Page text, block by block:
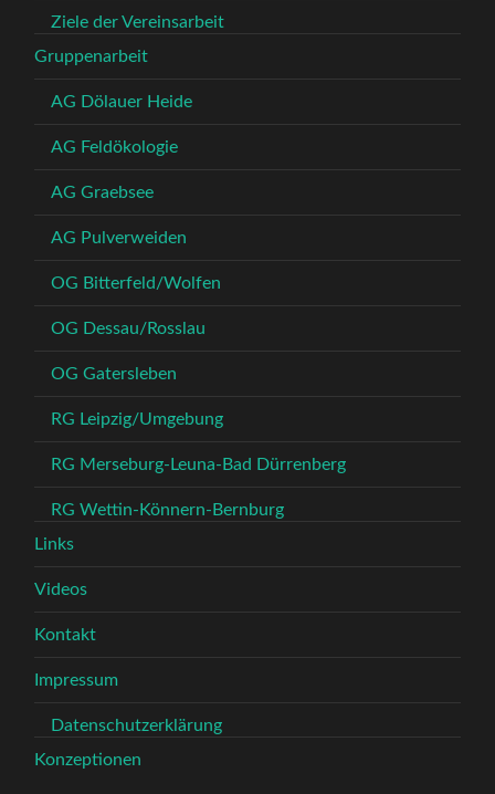
Ziele der Vereinsarbeit
Gruppenarbeit
AG Dölauer Heide
AG Feldökologie
AG Graebsee
AG Pulverweiden
OG Bitterfeld/Wolfen
OG Dessau/Rosslau
OG Gatersleben
RG Leipzig/Umgebung
RG Merseburg-Leuna-Bad Dürrenberg
RG Wettin-Könnern-Bernburg
Links
Videos
Kontakt
Impressum
Datenschutzerklärung
Konzeptionen